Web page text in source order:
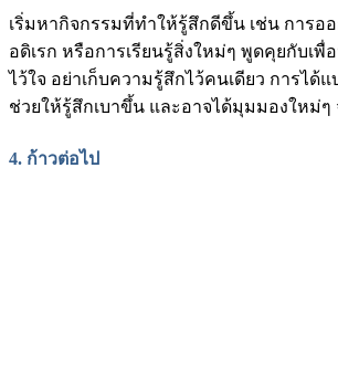
เริ่มหากิจกรรมที่ทำให้รู้สึกดีขึ้น เช่น การอ
อดิเรก หรือการเรียนรู้สิ่งใหม่ๆ พูดคุยกับเ
ไว้ใจ อย่าเก็บความรู้สึกไว้คนเดียว การได้
ช่วยให้รู้สึกเบาขึ้น และอาจได้มุมมองใหม่ๆ
4. ก้าวต่อไป